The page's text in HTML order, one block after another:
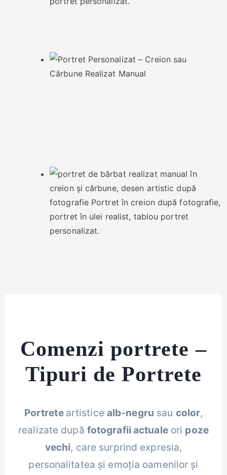
Comenzi portrete –
Tipuri de Portrete
Portrete artistice alb-negru sau color,
realizate după fotografii actualeori poze
vechi, care surprind expresia,
personalitatea și emoția oamenilor și